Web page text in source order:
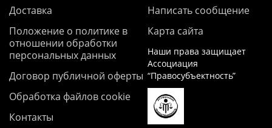
Доставка
Положение о политике в
отношении обработки
персональных данных
Договор публичной оферты
Обработка файлов cookie
Контакты
Написать сообщение
Карта сайта
Наши права защищает
Ассоциация
“Правосубъектность”